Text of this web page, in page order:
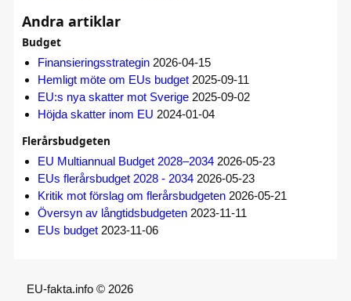
Andra artiklar
Budget
Finansieringsstrategin 2026-04-15
Hemligt möte om EUs budget 2025-09-11
EU:s nya skatter mot Sverige 2025-09-02
Höjda skatter inom EU 2024-01-04
Flerårsbudgeten
EU Multiannual Budget 2028–2034 2026-05-23
EUs flerårsbudget 2028 - 2034 2026-05-23
Kritik mot förslag om flerårsbudgeten 2026-05-21
Översyn av långtidsbudgeten 2023-11-11
EUs budget 2023-11-06
EU-fakta.info © 2026